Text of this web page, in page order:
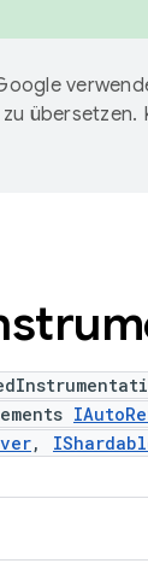
übersetzen.
,